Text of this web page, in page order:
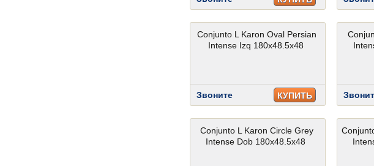
Conjunto L Karon Oval Persian
Intense Izq 180x48.5x48
Звоните КУПИТЬ
Conjunto L Karon Circle Grey
Intense Dob 180x48.5x48